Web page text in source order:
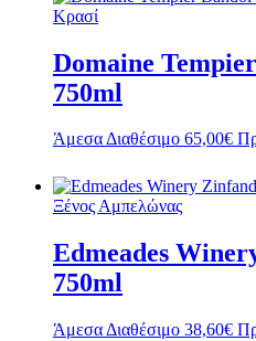
Κρασί
Domaine
750ml
Άμεσα Διαθέσιμο 65,00€
Ξένος Αμπελώνας
Edmeades
750ml
Άμεσα Διαθέσιμο 38,60€